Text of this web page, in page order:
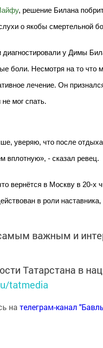
, решение Билана
о якобы смертельной
у Димы
боли. Несмотря на то что
лечение. Он
мог спать.
уверяю, что после
вплотную», - сказал ревец.
вернётся в Москву в 20-
в роли
важным и
Татарстана в
tatmedia
на телеграм-канал